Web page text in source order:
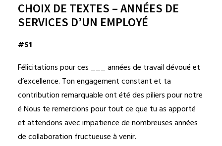
CHOIX DE TEXTES – ANNÉES DE
SERVICES D’UN EMPLOYÉ
#S1
Félicitations pour ces ___ années de travail dévoué et
d’excellence. Ton engagement constant et ta
contribution remarquable ont été des piliers pour notre
é Nous te remercions pour tout ce que tu as apporté
et attendons avec impatience de nombreuses années
de collaboration fructueuse à venir.